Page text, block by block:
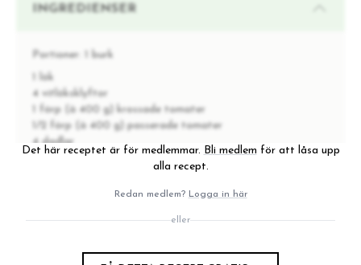
INGREDIENSER
Portioner:
1 burk
1 lök
4 vitlöksklyftor
1 förp (à 400 g) krossade tomater
1/2 förp (à 400 g) passerade tomater
4 dadlar
4 soltorkade tomater
1/4 dl äppelcidervinäger
1 tsk malen ingefära
Det här receptet är för medlemmar. Bli medlem för att låsa upp
alla recept.
Redan medlem? Logga in här
eller